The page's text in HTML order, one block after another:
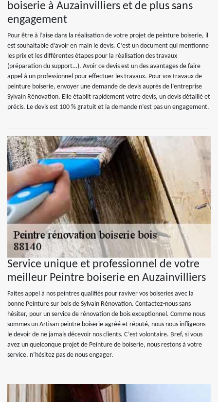
boiserie à Auzainvilliers et de plus sans
engagement
Pour être à l’aise dans la réalisation de votre projet de peinture boiserie, il
est souhaitable d’avoir en main le devis. C’est un document qui mentionne
les prix et les différentes étapes pour la réalisation des travaux
(préparation du support…). Avoir ce devis est un des avantages de faire
appel à un professionnel pour effectuer les travaux. Pour vos travaux de
peinture boiserie, envoyer une demande de devis auprès de l’entreprise
Sylvain Rénovation. Elle établit rapidement votre devis, un devis détaillé et
précis. Le devis est 100 % gratuit et la demande n’est pas un engagement.
Service unique et professionnel de votre
meilleur Peintre boiserie en Auzainvilliers
Faites appel à nos peintres qualifiés pour raviver vos boiseries avec la
bonne Peinture sur bois de Sylvain Rénovation. Contactez-nous sans
hésiter, pour un service de rénovation de bois exceptionnel. Comme nous
sommes un Artisan peintre boiserie agréé et réputé, nous nous infligeons
le devoir de ne jamais décevoir nos clients. C’est volontaire. Bref, si vous
avez un quelconque projet de Peinture de boiserie, nous restons à votre
service, n’hésitez pas de nous engager.